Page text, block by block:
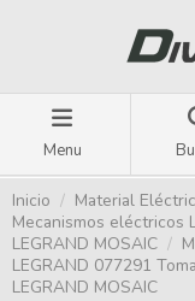
Menu
Inicio Material
Mecanismos eléctricos
LEGRAND MOSAIC
LEGRAND 077291
LEGRAND MOSAIC